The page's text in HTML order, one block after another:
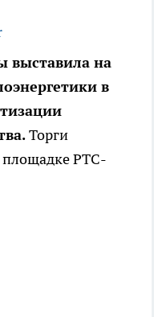
выставила на
в
Торги
площадке РТС-